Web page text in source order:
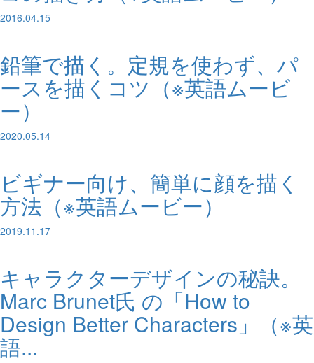
2016.04.15
鉛筆で描く。定規を使わず、パ
ースを描くコツ（※英語ムービ
ー）
2020.05.14
ビギナー向け、簡単に顔を描く
方法（※英語ムービー）
2019.11.17
キャラクターデザインの秘訣。
Marc Brunet氏 の「How to
Design Better Characters」（※英
語...